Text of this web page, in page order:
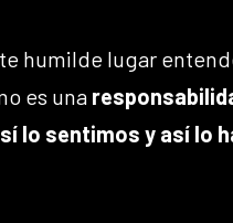
humilde lugar
es una
lo sentimos y así lo